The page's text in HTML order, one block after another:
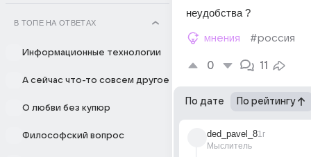
В ТОПЕ НА ОТВЕТАХ
Информационные технологии
А сейчас что-то совсем другое
О любви без купюр
Философский вопрос
неудобства ?
мнения #россия
0 11
По дате По рейтингу
ded_pavel_8
Мыслитель
1г